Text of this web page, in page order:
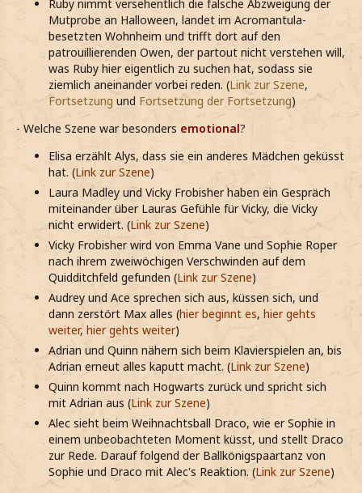
Ruby nimmt versehentlich die falsche Abzweigung der
Mutprobe an Halloween, landet im Acromantula-
besetzten Wohnheim und trifft dort auf den
patrouillierenden Owen, der partout nicht verstehen will,
was Ruby hier eigentlich zu suchen hat, sodass sie
ziemlich aneinander vorbei reden. (Link zur Szene,
Fortsetzung und Fortsetzung der Fortsetzung)
- Welche Szene war besonders emotional?
Elisa erzählt Alys, dass sie ein anderes Mädchen geküsst
hat. (Link zur Szene)
Laura Madley und Vicky Frobisher haben ein Gespräch
miteinander über Lauras Gefühle für Vicky, die Vicky
nicht erwidert. (Link zur Szene)
Vicky Frobisher wird von Emma Vane und Sophie Roper
nach ihrem zweiwöchigen Verschwinden auf dem
Quidditchfeld gefunden (Link zur Szene)
Audrey und Ace sprechen sich aus, küssen sich, und
dann zerstört Max alles (hier beginnt es, hier gehts
weiter, hier gehts weiter)
Adrian und Quinn nähern sich beim Klavierspielen an, bis
Adrian erneut alles kaputt macht. (Link zur Szene)
Quinn kommt nach Hogwarts zurück und spricht sich
mit Adrian aus (Link zur Szene)
Alec sieht beim Weihnachtsball Draco, wie er Sophie in
einem unbeobachteten Moment küsst, und stellt Draco
zur Rede. Darauf folgend der Ballkönigspaartanz von
Sophie und Draco mit Alec's Reaktion. (Link zur Szene)